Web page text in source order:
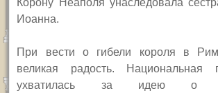
Корону Неаполя унаследовала
Иоанна.
При вести о гибели короля в
великая радость. Национальная
ухватилась за идею о